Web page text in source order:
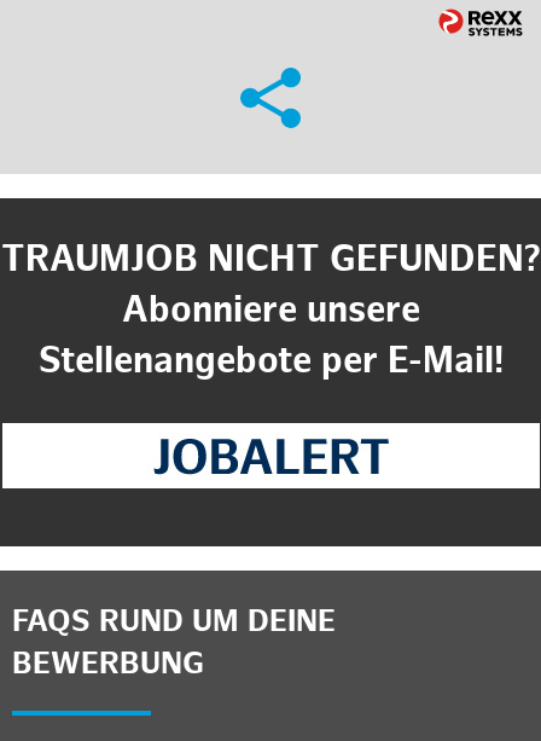
TRAUMJOB NICHT GEFUNDEN?
Abonniere unsere
Stellenangebote per E-Mail!
FAQS RUND UM DEINE
BEWERBUNG